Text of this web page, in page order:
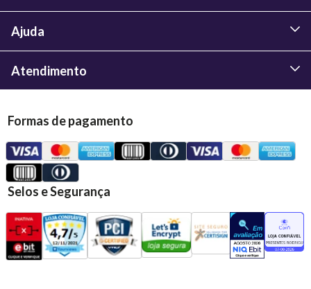
Ajuda
Atendimento
Formas de pagamento
Selos e Segurança